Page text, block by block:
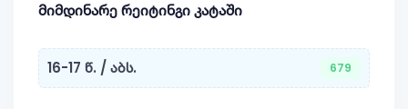
მიმდინარე რეიტინგი კატაში
16-17 წ. / აბს. 679